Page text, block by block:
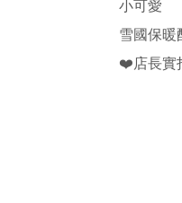
小可愛
雪國保暖
❤️店長